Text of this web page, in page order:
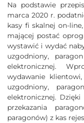
Na podstawie
marca 2020 r.
kasy fi skalnej on-
mającej postać
wystawić i wydać
uzgodniony,
elektronicznej.
wydawanie
uzgodniony,
elektronicznej.
przekazania
paragonów) z kas